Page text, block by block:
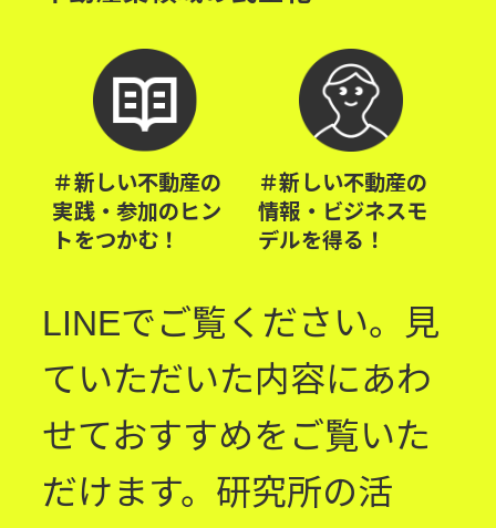
＃新しい不動産の
実践・参加のヒン
トをつかむ！
＃新しい不動産の
情報・ビジネスモ
デルを得る！
LINEでご覧ください。見
ていただいた内容にあわ
せておすすめをご覧いた
だけます。研究所の活